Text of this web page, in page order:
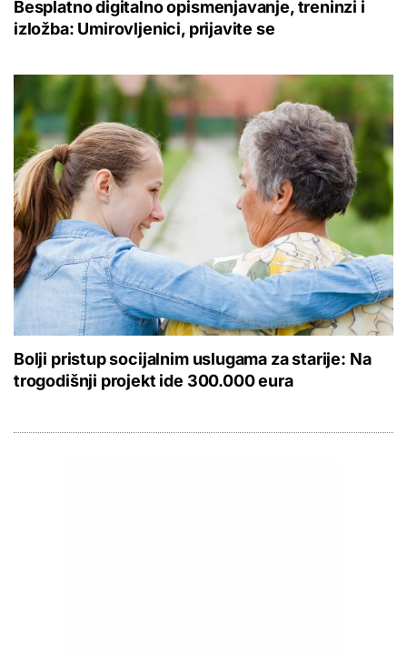
Besplatno digitalno opismenjavanje, treninzi i
izložba: Umirovljenici, prijavite se
Bolji pristup socijalnim uslugama za starije: Na
trogodišnji projekt ide 300.000 eura